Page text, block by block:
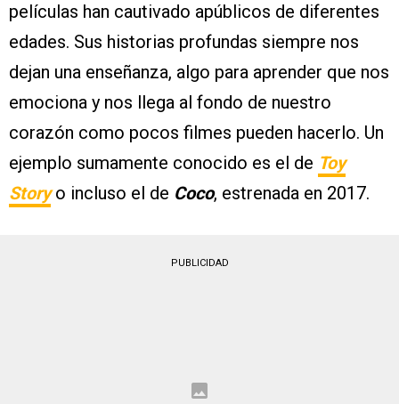
películas han cautivado apúblicos de diferentes
edades. Sus historias profundas siempre nos
dejan una enseñanza, algo para aprender que nos
emociona y nos llega al fondo de nuestro
corazón como pocos filmes pueden hacerlo. Un
ejemplo sumamente conocido es el de Toy
Storyo incluso el de Coco, estrenada en 2017.
PUBLICIDAD